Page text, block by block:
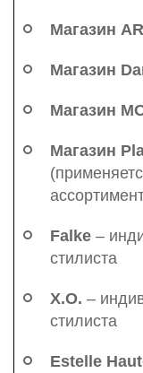
Магазин
Магазин
Магазин
Магазин
Falke –
стилиста
X.O. –
стилиста
Estelle